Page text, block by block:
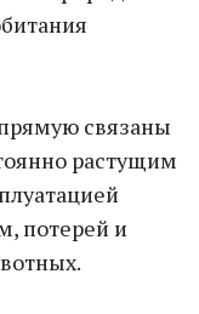
связаны
растущим
потерей и